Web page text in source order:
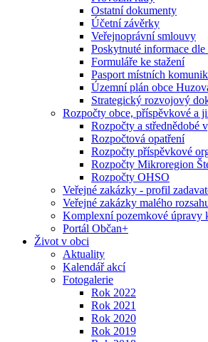
Ostatní dokumenty
Účetní závěrky
Veřejnoprávní smlouvy
Poskytnuté informace dle
Formuláře ke stažení
Pasport místních
Územní plán obce
Strategický rozvojový
Rozpočty obce, příspěvkové a
Rozpočty a střednědobé
Rozpočtová opatření
Rozpočty příspěvkové
Rozpočty Mikroregion
Rozpočty OHSO
Veřejné zakázky - profil
Veřejné zakázky malého
Komplexní pozemkové úpravy
Portál Občan+
Život v obci
Aktuality
Kalendář akcí
Fotogalerie
Rok 2022
Rok 2021
Rok 2020
Rok 2019